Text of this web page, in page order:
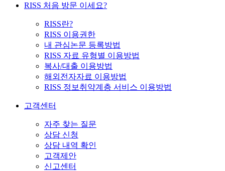
RISS 처음 방문 이세요?
RISS란?
RISS 이용권한
내 관심논문 등록방법
RISS 자료 유형별 이용방법
복사/대출 이용방법
해외전자자료 이용방법
RISS 정보취약계층 서비스 이용방법
고객센터
자주 찾는 질문
상담 신청
상담 내역 확인
고객제안
신고센터